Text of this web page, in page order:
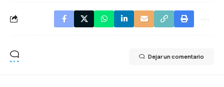
Dejar un comentario